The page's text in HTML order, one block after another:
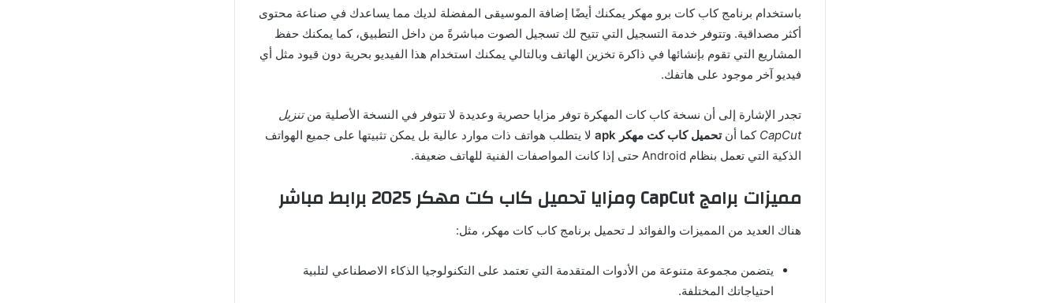
باستخدام برنامج كاب كات برو مهكر يمكنك أيضًا إضافة الموسيقى المفضلة لديك مما يساعدك في صناعة محتوى
أكثر مصداقية. وتتوفر خدمة التسجيل التي تتيح لك تسجيل الصوت مباشرةً من داخل التطبيق، كما يمكنك حفظ
المشاريع التي تقوم بإنشائها في ذاكرة تخزين الهاتف وبالتالي يمكنك استخدام هذا الفيديو بحرية دون قيود مثل أي
فيديو آخر موجود على هاتفك.
تجدر الإشارة إلى أن نسخة كاب كات المهكرة توفر مزايا حصرية وعديدة لا تتوفر في النسخة الأصلية منتنزيل
CapCut كما أنتحميل كاب كت مهكر
لا يتطلب هواتف ذات موارد عالية بل يمكن تثبيتها على جميع الهواتف
الذكية التي تعمل بنظام
حتى إذا كانت المواصفات الفنية للهاتف ضعيفة.
مميزات برامج ومزاياتحميل كاب كت مهكر
هناك العديد من المميزات والفوائد لـ تحميل برنامج كاب كات مهكر، مثل:
يتضمن مجموعة متنوعة من الأدوات المتقدمة التي تعتمد على التكنولوجيا الذكاء الاصطناعي لتلبية
احتياجاتك المختلفة.